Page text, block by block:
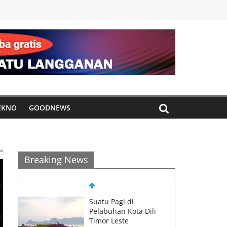
GOODNEWS
Breaking News
Suatu Pagi di
Pelabuhan Kota Dili
Timor Leste